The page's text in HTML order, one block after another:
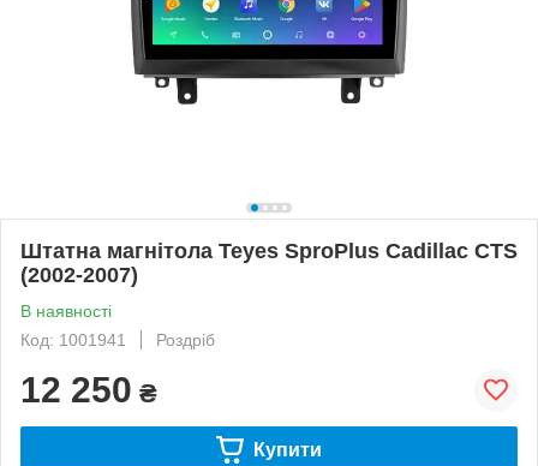
Штатна магнітола Teyes SproPlus Cadillac CTS
(2002-2007)
В наявності
Код: 1001941
Роздріб
12 250 ₴
Купити